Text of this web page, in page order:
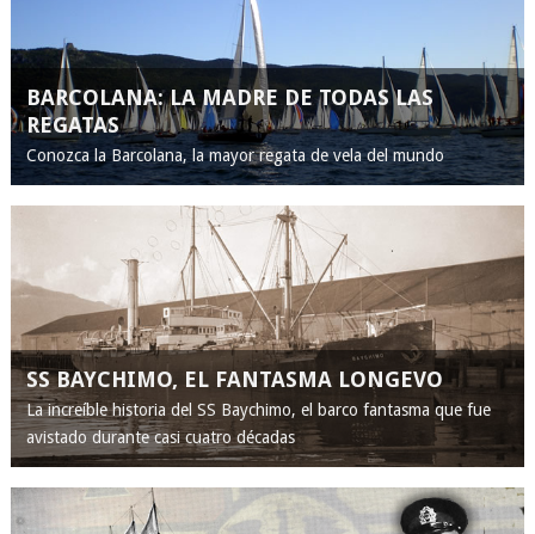
BARCOLANA: LA MADRE DE TODAS LAS
REGATAS
Conozca la Barcolana, la mayor regata de vela del mundo
SS BAYCHIMO, EL FANTASMA LONGEVO
La increíble historia del SS Baychimo, el barco fantasma que fue
avistado durante casi cuatro décadas